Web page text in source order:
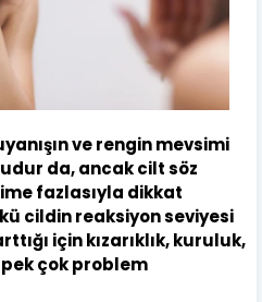
ve rengin mevsimi
da, ancak cilt söz
fazlasıyla dikkat
cildin reaksiyon seviyesi
için kızarıklık, kuruluk,
çok problem